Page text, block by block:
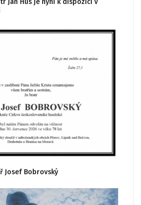
Jan Hus je nyní k dispozici v
Josef Bobrovský